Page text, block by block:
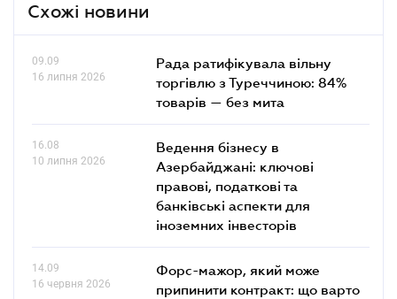
Схожі новини
09.09
16 липня 2026
Рада ратифікувала вільну
торгівлю з Туреччиною: 84%
товарів — без мита
16.08
10 липня 2026
Ведення бізнесу в
Азербайджані: ключові
правові, податкові та
банківські аcпекти для
іноземних інвесторів
14.09
16 червня 2026
Форс-мажор, який може
припинити контракт: що варто